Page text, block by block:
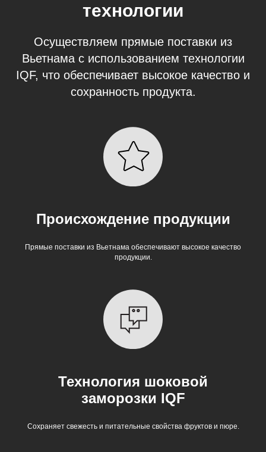
технологии
Осуществляем прямые поставки из
Вьетнама с использованием технологии
IQF, что обеспечивает высокое качество и
сохранность продукта.
Происхождение продукции
Прямые поставки из Вьетнама обеспечивают высокое качество
продукции.
Технология шоковой
заморозки IQF
Сохраняет свежесть и питательные свойства фруктов и пюре.